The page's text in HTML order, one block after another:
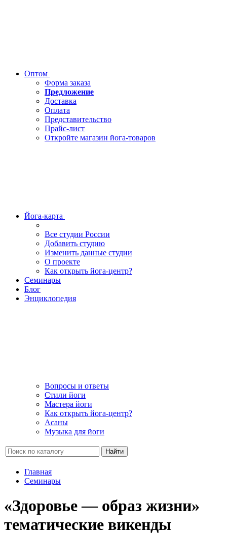
Оптом
Форма заказа
Предложение
Доставка
Оплата
Представительство
Прайс-лист
Откройте магазин йога-товаров
Йога-карта
Все студии России
Добавить студию
Изменить данные студии
О проекте
Как открыть йога-центр?
Семинары
Блог
Энциклопедия
Вопросы и ответы
Стили йоги
Мастера йоги
Как открыть йога-центр?
Асаны
Музыка для йоги
Найти
Главная
Семинары
«Здоровье — образ жизни»
тематические викенды